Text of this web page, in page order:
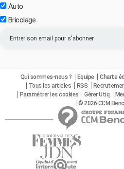
Auto
Bricolage
Qui sommes-nous ? Equipe Charte
Tous les articles
RSS
Paramétrer les cookies
Gérer Utiq
© 2026 CCM